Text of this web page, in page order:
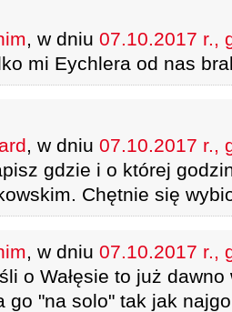
, w dniu 07.10.2017 r.,
mi Eychlera od nas
, w dniu 07.10.2017 r.,
gdzie i o której
Chętnie się
, w dniu 07.10.2017 r.,
o Wałęsie to już
go "na solo" tak jak